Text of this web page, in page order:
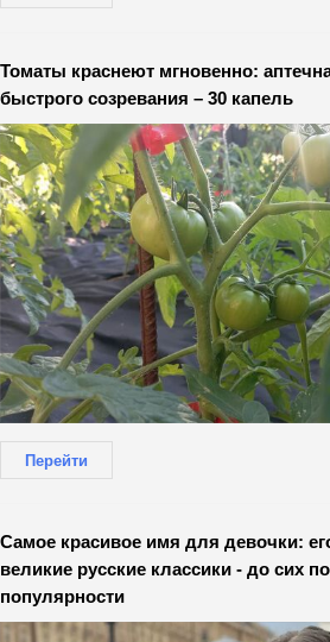
Томаты краснеют мгновенно:
быстрого созревания – 30 капель
Перейти
Самое красивое имя для девочки:
великие русские классики - до сих
популярности